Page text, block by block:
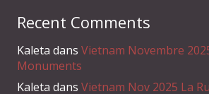
Recent Comments
Kaleta dans Vietnam Novembre
Monuments
Kaleta dans Vietnam Nov 2025 La